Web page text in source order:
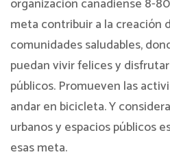
organización canadiense 8-
meta contribuir a la creación
comunidades saludables,
puedan vivir felices y
públicos. Promueven las
andar en bicicleta. Y
urbanos y espacios públicos
esas meta.